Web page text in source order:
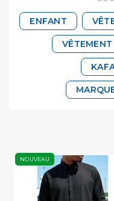
ENFANT
NOUVEAU